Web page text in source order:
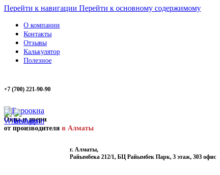
Перейти к навигации Перейти к основному содержимому
О компании
Контакты
Отзывы
Калькулятор
Полезное
+7 (700) 221-90-90
Окна и двери
от производителя в Алматы
г. Алматы,
Райымбека 212/1, БЦ Райымбек Парк, 3 этаж, 303 офис